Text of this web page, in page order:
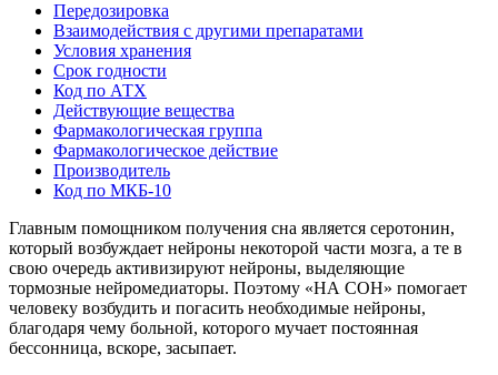
Передозировка
Взаимодействия с другими препаратами
Условия хранения
Срок годности
Код по АТХ
Действующие вещества
Фармакологическая группа
Фармакологическое действие
Производитель
Код по МКБ-10
Главным помощником получения сна является серотонин,
который возбуждает нейроны некоторой части мозга, а те в
свою очередь активизируют нейроны, выделяющие
тормозные нейромедиаторы. Поэтому «НА СОН» помогает
человеку возбудить и погасить необходимые нейроны,
благодаря чему больной, которого мучает постоянная
бессонница, вскоре, засыпает.